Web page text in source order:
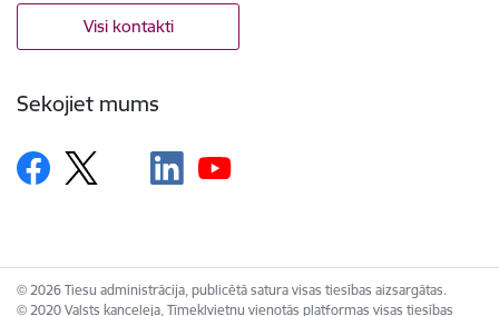
Visi kontakti
Sekojiet mums
© 2026 Tiesu administrācija, publicētā satura visas tiesības aizsargātas.
© 2020 Valsts kanceleja, Tīmekļvietņu vienotās platformas visas tiesības